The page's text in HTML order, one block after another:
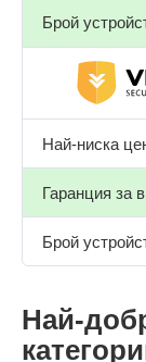
Брой
Най-ниска
Гаранция за
Брой
Най-